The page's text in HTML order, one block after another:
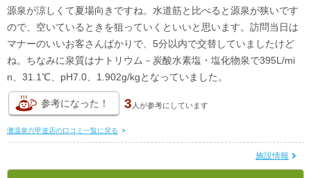
源泉が涼しくて夏場向きですね。水道筋と比べると源泉が狭いです
ので、空いているときを狙っていくといいと思います。訪問当日は
マナーのいいお客さんばかりで、5分以内で交替していましたけど
ね。ちなみに泉質はナトリウム－炭酸水素塩・塩化物泉で395L/mi
n、31.1℃、pH7.0、1.902g/kgとなっていました。
参考になった！ 3 人が参考にしています
灘温泉六甲道店の口コミ一覧に戻る >
施設情報